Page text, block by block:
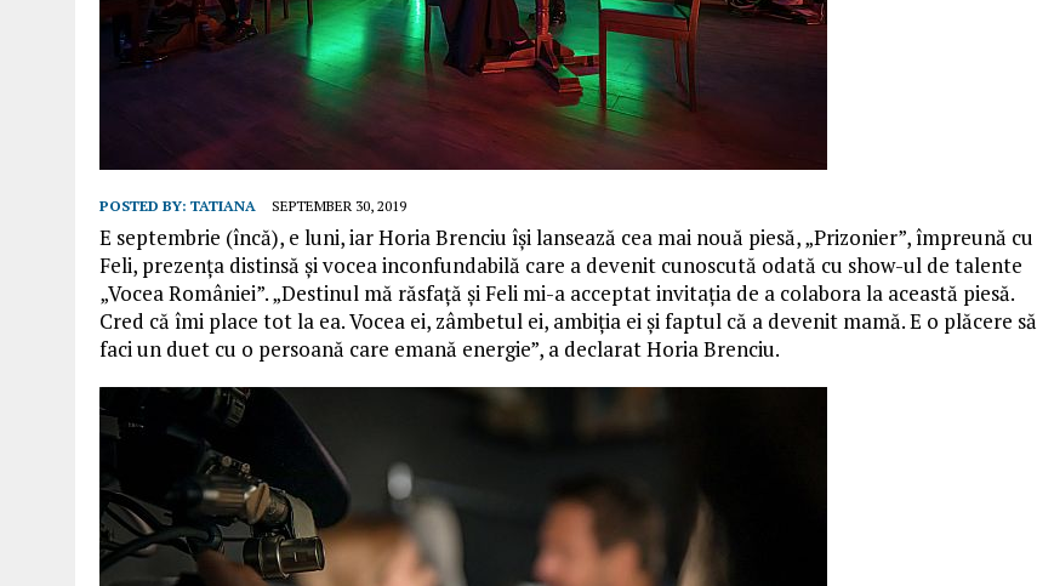
POSTED BY: TATIANA SEPTEMBER 30, 2019
E septembrie (încă), e luni, iar Horia Brenciu își lansează cea mai nouă piesă, „Prizonier”, împreună cu
Feli, prezența distinsă și vocea inconfundabilă care a devenit cunoscută odată cu show-ul de talente
„Vocea României”. „Destinul mă răsfață și Feli mi-a acceptat invitația de a colabora la această piesă.
Cred că îmi place tot la ea. Vocea ei, zâmbetul ei, ambiția ei și faptul că a devenit mamă. E o plăcere să
faci un duet cu o persoană care emană energie”, a declarat Horia Brenciu.